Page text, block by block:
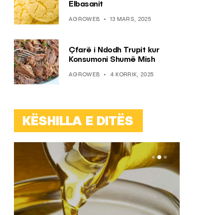
Elbasanit
AGROWEB 13 MARS, 2025
Çfarë i Ndodh Trupit kur
Konsumoni Shumë Mish
AGROWEB 4 KORRIK, 2025
KËSHILLA E DITËS